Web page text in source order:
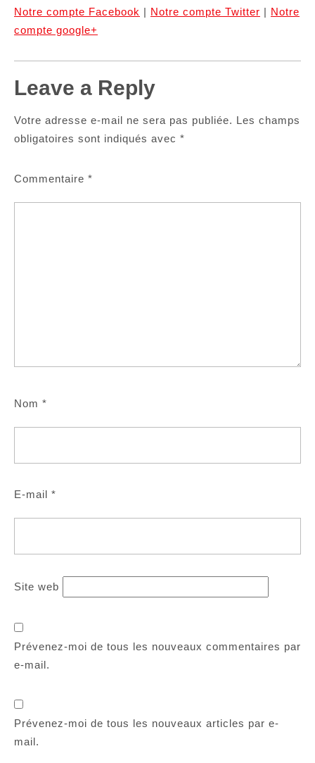
Notre compte Facebook | Notre compte Twitter | Notre
compte google+
Leave a Reply
Votre adresse e-mail ne sera pas publiée. Les champs
obligatoires sont indiqués avec *
Commentaire *
Nom *
E-mail *
Site web
Prévenez-moi de tous les nouveaux commentaires par
e-mail.
Prévenez-moi de tous les nouveaux articles par e-
mail.